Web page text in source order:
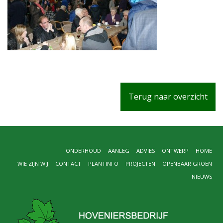
Terug naar overzicht
HOME
ONTWERP
ADVIES
AANLEG
ONDERHOUD
OPENBAAR GROEN
PROJECTEN
PLANTINFO
CONTACT
WIE ZIJN WIJ
NIEUWS